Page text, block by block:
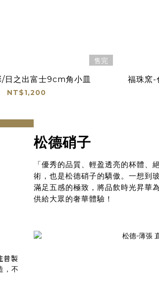
售完
日之出富士9cm角小皿
NT$1,200
福珠窯-
next
松德硝子
「優秀的品質、輕盈透亮的杯體
術，也是松德硝子的驕傲。一想到
滿足五感的極致，將品飲時光昇華
供給大眾的奢華體驗！
昔製
，不